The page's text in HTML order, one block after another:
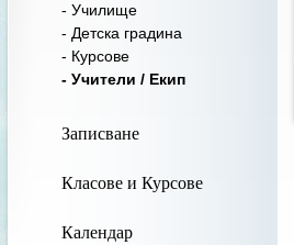
- Училище
- Детска градина
- Курсове
- Учители / Екип
Записване
Класове и Курсове
Календар